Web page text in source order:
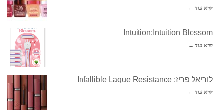
קרא עוד ←
Intuition:Intuition Blossom
קרא עוד ←
לוריאל פריז: Infallible Laque Resistance
קרא עוד ←